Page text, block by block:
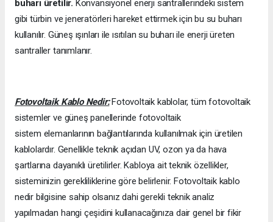
buharı üretilir. Konvansiyonel enerji santrallerindeki sistem
gibi türbin ve jeneratörleri hareket ettirmek için bu su buharı
kullanılır. Güneş ışınları ile ısıtılan su buharı ile enerji üreten
santraller tanımlanır.
Fotovoltaik Kablo Nedir:Fotovoltaik kablolar, tüm fotovoltaik
sistemler ve güneş panellerinde fotovoltaik
sistem elemanlarının bağlantılarında kullanılmak için üretilen
kablolardır. Genellikle teknik açıdan UV, ozon ya da hava
şartlarına dayanıklı üretilirler. Kabloya ait teknik özellikler,
sisteminizin gerekliliklerine göre belirlenir. Fotovoltaik kablo
nedir bilgisine sahip olsanız dahi gerekli teknik analiz
yapılmadan hangi çeşidini kullanacağınıza dair genel bir fikir